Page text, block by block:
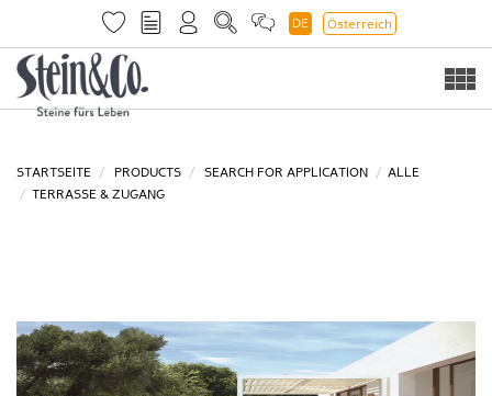
DE Österreich
STARTSEITE PRODUCTS SEARCH FOR APPLICATION
ALLE
TERRASSE & ZUGANG